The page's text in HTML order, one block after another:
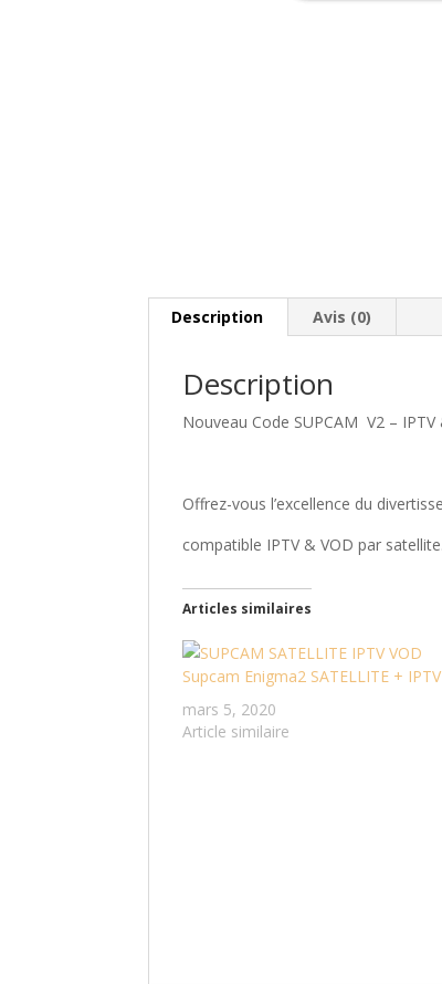
Description Avis (0)
Description
Nouveau Code SUPCAM V2 – IPTV
Offrez-vous l’excellence du
compatible IPTV & VOD par
Articles similaires
Supcam Enigma2 SATELLITE +
mars 5, 2020
Article similaire